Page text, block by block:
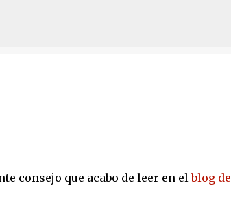
consejo que acabo de leer en elblog de